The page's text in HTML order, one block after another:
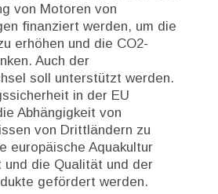
von Motoren von
finanziert werden, um die
erhöhen und die CO2-
Auch der
soll unterstützt werden.
in der EU
Abhängigkeit von
von Drittländern zu
europäische Aquakultur
die Qualität und der
gefördert werden.